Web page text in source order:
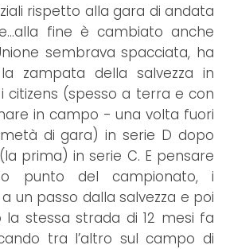
rispetto alla gara di andata
fine è cambiato anche
sembrava spacciata, ha
zampata della salvezza in
citizens (spesso a terra e con
in campo - una volta fuori
di gara) in serie D dopo
prima) in serie C. E pensare
punto del campionato, i
un passo dalla salvezza e poi
la stessa strada di 12 mesi fa
tra l’altro sul campo di